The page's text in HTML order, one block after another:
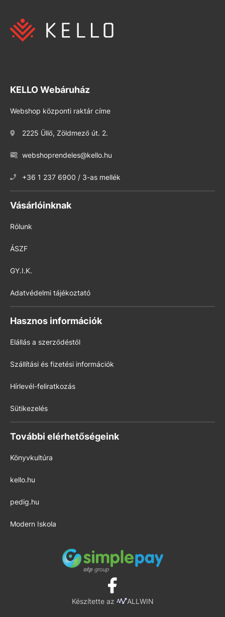
KELLO Webáruház
Webshop központi raktár címe
2225 Üllő, Zöldmező út. 2.
webshoprendeles@kello.hu
+36 1 237 6900 / 3-as mellék
Vásárlóinknak
Rólunk
ÁSZF
GY.I.K.
Adatvédelmi tájékoztató
Hasznos információk
Elállás a szerződéstől
Szállítási és fizetési információk
Hírlevél-feliratkozás
Sütikezelés
További elérhetőségeink
Könyvkultúra
kello.hu
pedig.hu
Modern Iskola
Készítette az ALLWIN